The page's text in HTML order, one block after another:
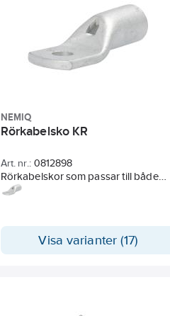
NEMIQ
Rörkabelsko KR
Art. nr.: 0812898
Rörkabelskor som passar till både
mångtrådiga ledare (klass 5 och klass
överensstämma.
Visa varianter (17)